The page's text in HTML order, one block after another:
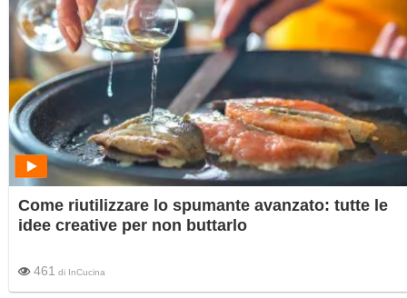
Come riutilizzare lo spumante avanzato: tutte le
idee creative per non buttarlo
461 di InCucina